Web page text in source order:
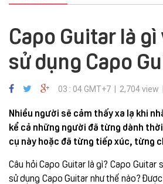
Capo Guitar là
sử dụng Capo
03 : 04 GMT+7 | 2,704
Nhiều người sẽ cảm thấy xa lạ khi
kể cả những người đã từng dành
cụ này hoặc đã từng tiếp xúc, từng
Câu hỏi Capo Guitar là gì? Capo Guitar
sử dụng Capo Guitar như thế nào?